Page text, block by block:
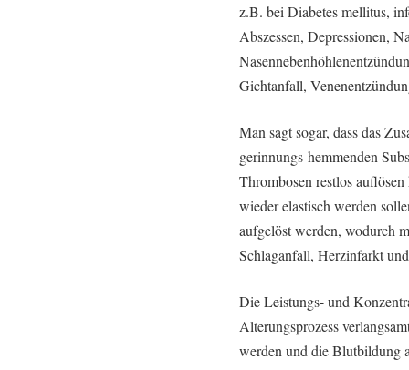
z.B. bei Diabetes mellitus,
Abszessen, Depressionen,
Gichtanfall,
Man sagt sogar, dass das
gerinnungs-hemmenden
Thrombosen restlos
wieder elastisch werden
aufgelöst werden, wodurch
Schlaganfall, Herzinfarkt
Die Leistungs- und
Alterungsprozess
werden und die Blutbildung